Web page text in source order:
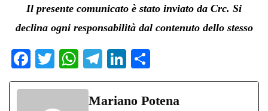
Il presente comunicato è stato inviato da Crc. Si
declina ogni responsabilità dal contenuto dello stesso
Fa
ce
T
wi
W
ha
ts
Te
le
gr
Li
nk
ed
on
di
Mariano Potena